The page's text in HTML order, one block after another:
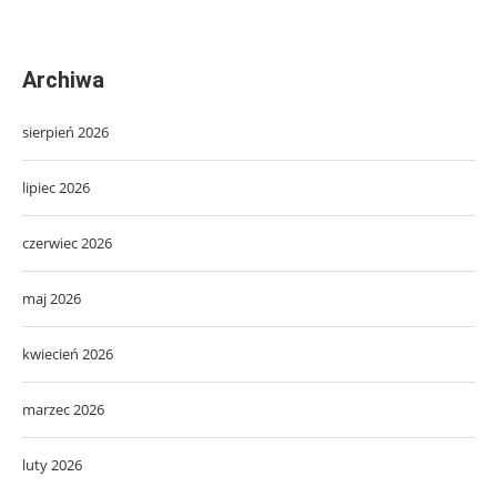
Archiwa
sierpień 2026
lipiec 2026
czerwiec 2026
maj 2026
kwiecień 2026
marzec 2026
luty 2026